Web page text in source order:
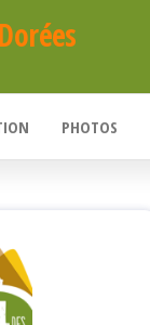
PHOTOS